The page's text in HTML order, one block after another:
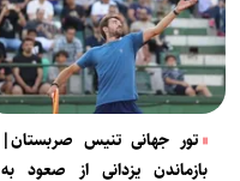
تور جهانی تنیس صربستان|
بازماندن یزدانی از صعود به